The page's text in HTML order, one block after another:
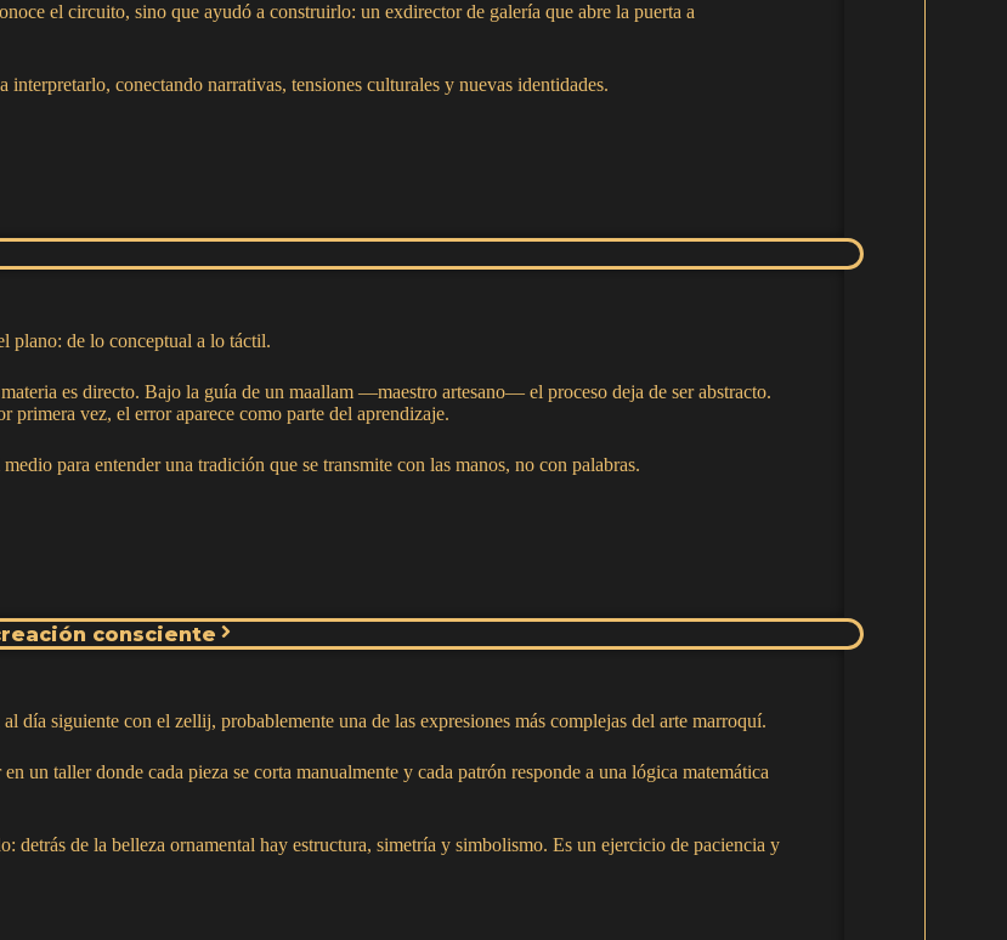
el circuito, sino que ayudó a construirlo: un exdirector de galería que abre la puerta a
interpretarlo, conectando narrativas, tensiones culturales y nuevas identidades.
plano: de lo conceptual a lo táctil.
es directo. Bajo la guía de un maallam —maestro artesano— el proceso deja de ser abstracto.
vez, el error aparece como parte del aprendizaje.
para entender una tradición que se transmite con las manos, no con palabras.
consciente
día siguiente con el zellij, probablemente una de las expresiones más complejas del arte marroquí.
un taller donde cada pieza se corta manualmente y cada patrón responde a una lógica matemática
detrás de la belleza ornamental hay estructura, simetría y simbolismo. Es un ejercicio de paciencia y